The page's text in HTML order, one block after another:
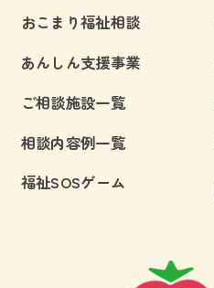
おこまり福祉相談
あんしん支援事業
ご相談施設一覧
相談内容例一覧
福祉SOSゲーム